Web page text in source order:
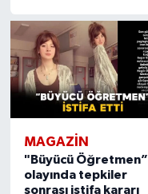
MAGAZIN
"Büyücü Öğretmen”
olayında tepkiler
sonrası istifa kararı